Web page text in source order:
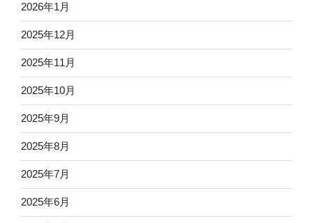
2026年1月
2025年12月
2025年11月
2025年10月
2025年9月
2025年8月
2025年7月
2025年6月